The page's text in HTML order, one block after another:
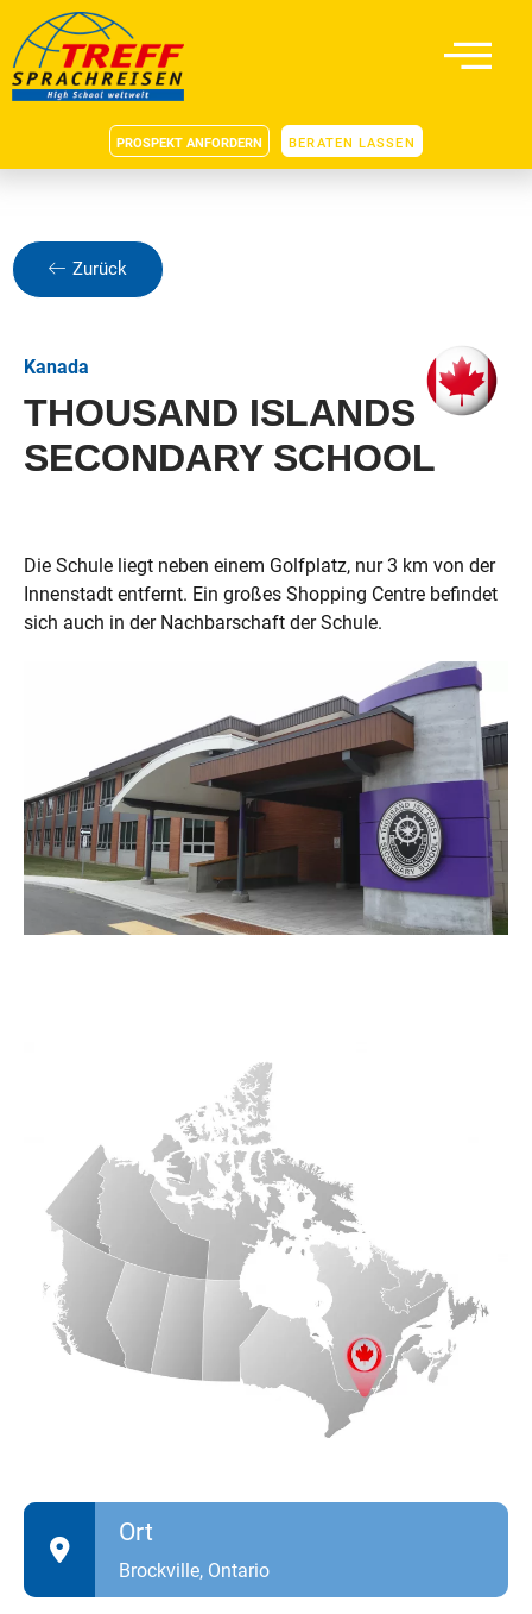
PROSPEKT ANFORDERN BERATEN LASSEN
Zurück
Kanada
THOUSAND ISLANDS
SECONDARY SCHOOL
Die Schule liegt neben einem Golfplatz, nur 3 km von der
Innenstadt entfernt. Ein großes Shopping Centre befindet
sich auch in der Nachbarschaft der Schule.
Ort
Brockville, Ontario